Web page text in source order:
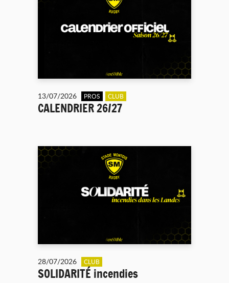
13/07/2026 PROS CLUB
CALENDRIER 26/27
28/07/2026 CLUB
SOLIDARITÉ incendies